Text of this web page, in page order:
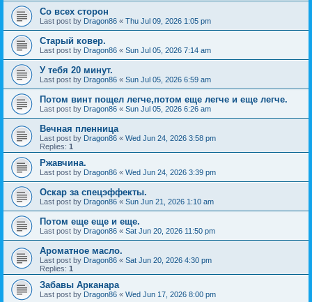
Со всех сторон
Last post by Dragon86 « Thu Jul 09, 2026 1:05 pm
Старый ковер.
Last post by Dragon86 « Sun Jul 05, 2026 7:14 am
У тебя 20 минут.
Last post by Dragon86 « Sun Jul 05, 2026 6:59 am
Потом винт пощел легче,потом еще легче и еще легче.
Last post by Dragon86 « Sun Jul 05, 2026 6:26 am
Вечная пленница
Last post by Dragon86 « Wed Jun 24, 2026 3:58 pm
Replies: 1
Ржавчина.
Last post by Dragon86 « Wed Jun 24, 2026 3:39 pm
Оскар за спецэффекты.
Last post by Dragon86 « Sun Jun 21, 2026 1:10 am
Потом еще еще и еще.
Last post by Dragon86 « Sat Jun 20, 2026 11:50 pm
Ароматное масло.
Last post by Dragon86 « Sat Jun 20, 2026 4:30 pm
Replies: 1
Забавы Арканара
Last post by Dragon86 « Wed Jun 17, 2026 8:00 pm